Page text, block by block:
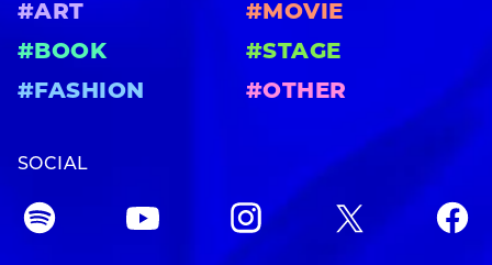
#ART
#MOVIE
#BOOK
#STAGE
#FASHION
#OTHER
SOCIAL